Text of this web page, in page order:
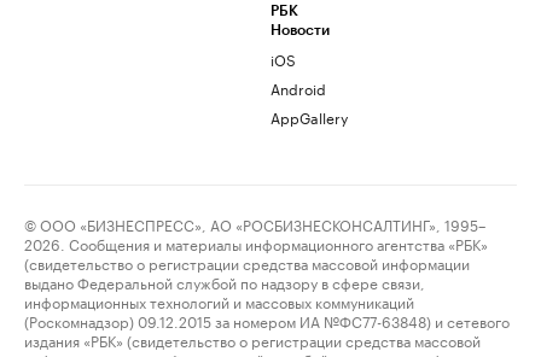
РБК
Новости
iOS
Android
AppGallery
© ООО «БИЗНЕСПРЕСС», АО «РОСБИЗНЕСКОНСАЛТИНГ», 1995–
2026. Сообщения и материалы информационного агентства «РБК»
(свидетельство о регистрации средства массовой информации
выдано Федеральной службой по надзору в сфере связи,
информационных технологий и массовых коммуникаций
(Роскомнадзор) 09.12.2015 за номером ИА №ФС77-63848) и сетевого
издания «РБК» (свидетельство о регистрации средства массовой